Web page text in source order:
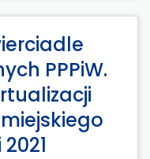
PPPiW.